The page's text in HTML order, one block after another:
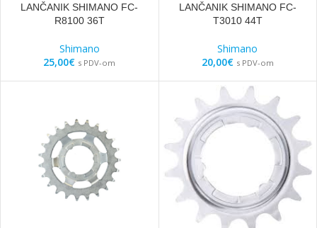
LANČANIK SHIMANO FC-
R8100 36T
Shimano
25,00€ s PDV-om
LANČANIK SHIMANO FC-
T3010 44T
Shimano
20,00€ s PDV-om